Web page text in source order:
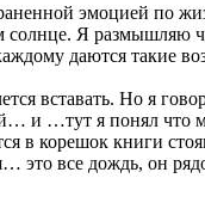
эмоцией по
солнце. Я размышляю
даются такие
вставать. Но я
и …тут я понял что
в корешок книги
это все дождь, он